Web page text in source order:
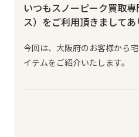
いつもスノーピーク買取
ス）をご利用頂きましてあ
今回は、大阪府のお客様から
イテムをご紹介いたします。